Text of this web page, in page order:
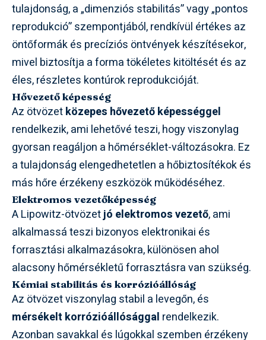
tulajdonság, a „dimenziós stabilitás” vagy „pontos
reprodukció” szempontjából, rendkívül értékes az
öntőformák és precíziós öntvények készítésekor,
mivel biztosítja a forma tökéletes kitöltését és az
éles, részletes kontúrok reprodukcióját.
Hővezető képesség
Az ötvözetközepes hővezető képességgel
rendelkezik, ami lehetővé teszi, hogy viszonylag
gyorsan reagáljon a hőmérséklet-változásokra. Ez
a tulajdonság elengedhetetlen a hőbiztosítékok és
más hőre érzékeny eszközök működéséhez.
Elektromos vezetőképesség
A Lipowitz-ötvözetjó elektromos vezető, ami
alkalmassá teszi bizonyos elektronikai és
forrasztási alkalmazásokra, különösen ahol
alacsony hőmérsékletű forrasztásra van szükség.
Kémiai stabilitás és korrózióállóság
Az ötvözet viszonylag stabil a levegőn, és
mérsékelt korrózióállósággal rendelkezik.
Azonban savakkal és lúgokkal szemben érzékeny